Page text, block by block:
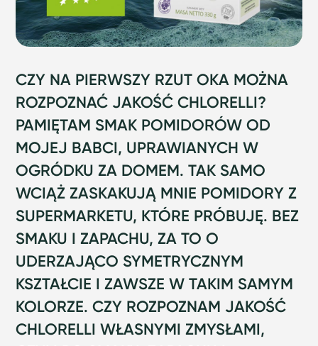
CZY NA PIERWSZY RZUT OKA MOŻNA
ROZPOZNAĆ JAKOŚĆ CHLORELLI?
PAMIĘTAM SMAK POMIDORÓW OD
MOJEJ BABCI, UPRAWIANYCH W
OGRÓDKU ZA DOMEM. TAK SAMO
WCIĄŻ ZASKAKUJĄ MNIE POMIDORY Z
SUPERMARKETU, KTÓRE PRÓBUJĘ. BEZ
SMAKU I ZAPACHU, ZA TO O
UDERZAJĄCO SYMETRYCZNYM
KSZTAŁCIE I ZAWSZE W TAKIM SAMYM
KOLORZE. CZY ROZPOZNAM JAKOŚĆ
CHLORELLI WŁASNYMI ZMYSŁAMI,